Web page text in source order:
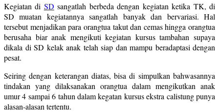
Kegiatan di SD sangatlah berbeda dengan kegiatan ketika TK, di
SD muatan kegiatannya sangatlah banyak dan bervariasi. Hal
tersebut menjadikan para orangtua takut dan cemas hingga orangtua
berusaha biar anak mengikuti kegiatan kursus tambahan supaya
dikala di SD kelak anak telah siap dan mampu beradaptasi dengan
pesat.
Seiring dengan keterangan diatas, bisa di simpulkan bahwasannya
tindakan yang dilaksanakan orangtua dalam mengikutkan anak
umur 4 sampai 6 tahun dalam kegatan kursus ekstra calistung punya
alasan-alasan tertentu.